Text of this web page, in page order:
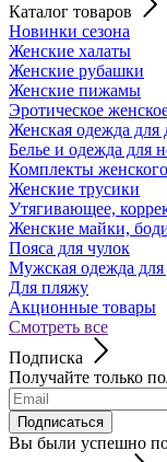
Каталог товаров
Новинки сезона
Женские халаты
Женские рубашки
Женские пижамы
Эротическое
Женская одежда для
Белье и одежда для
Комплекты
Женские трусики
Утягивающее,
Женские майки,
Пояса для чулок
Мужская одежда для
Для пляжу
Акционные товары
Смотреть все
Подписка
Получайте только
Подписаться
Вы были успешно